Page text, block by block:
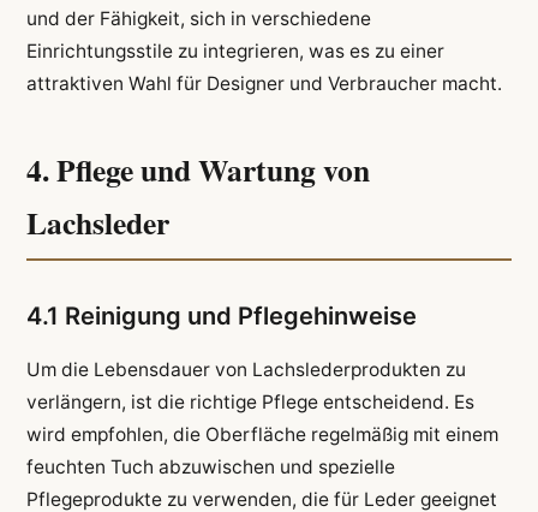
und der Fähigkeit, sich in verschiedene
Einrichtungsstile zu integrieren, was es zu einer
attraktiven Wahl für Designer und Verbraucher macht.
4. Pflege und Wartung von
Lachsleder
4.1 Reinigung und Pflegehinweise
Um die Lebensdauer von Lachslederprodukten zu
verlängern, ist die richtige Pflege entscheidend. Es
wird empfohlen, die Oberfläche regelmäßig mit einem
feuchten Tuch abzuwischen und spezielle
Pflegeprodukte zu verwenden, die für Leder geeignet